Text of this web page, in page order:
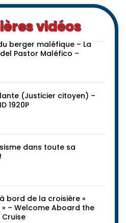
vidéos
berger maléfique – La
Pastor Maléfico –
(Justicier citoyen) –
1920P
dans toute sa
bord de la croisière «
– Welcome Aboard the